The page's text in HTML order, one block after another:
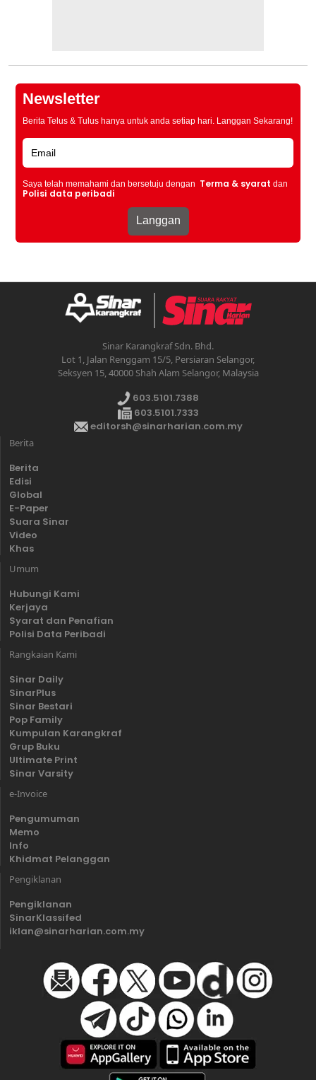
Newsletter
Berita Telus & Tulus hanya untuk anda setiap hari. Langgan Sekarang!
Saya telah memahami dan bersetuju dengan Terma & syarat dan
Polisi data peribadi
Sinar Karangkraf Sdn. Bhd.
Lot 1, Jalan Renggam 15/5, Persiaran Selangor,
Seksyen 15, 40000 Shah Alam Selangor, Malaysia
603.5101.7388
603.5101.7333
editorsh@sinarharian.com.my
Berita
Berita
Edisi
Global
E-Paper
Suara Sinar
Video
Khas
Umum
Hubungi Kami
Kerjaya
Syarat dan Penafian
Polisi Data Peribadi
Rangkaian Kami
Sinar Daily
SinarPlus
Sinar Bestari
Pop Family
Kumpulan Karangkraf
Grup Buku
Ultimate Print
Sinar Varsity
e-Invoice
Pengumuman
Memo
Info
Khidmat Pelanggan
Pengiklanan
Pengiklanan
SinarKlassifed
iklan@sinarharian.com.my